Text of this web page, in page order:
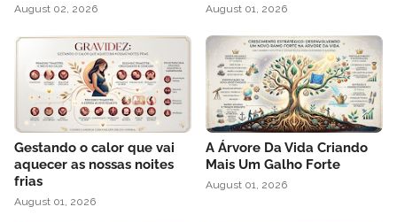
August 02, 2026 August 01, 2026
Gestando o calor que vai
aquecer as nossas noites
frias
August 01, 2026
A Árvore Da Vida Criando
Mais Um Galho Forte
August 01, 2026